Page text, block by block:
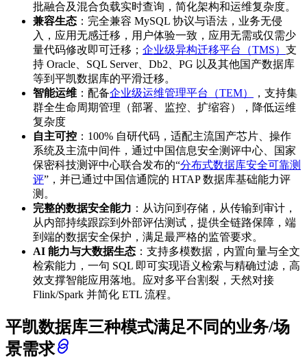
批融合及混合负载实时查询，简化架构和运维复杂度。
兼容生态 ：完全兼容 MySQL 协议与语法，业务无侵
入，应用无感迁移，用户体验一致，应用无需或仅需少
量代码修改即可迁移； 企业级异构迁移平台（TMS） 支
持 Oracle、SQL Server、Db2、PG 以及其他国产数据库
等到平凯数据库的平滑迁移。
智能运维 ：配备企业级运维管理平台（TEM）
，支持集
群全生命周期管理（部署、监控、扩缩容），降低运维
复杂度
自主可控 ：100% 自研代码，适配主流国产芯片、操作
系统及主流中间件，通过中国信息安全测评中心、国家
保密科技测评中心联合发布的“分布式数据库安全可靠测
评”，并已通过中国信通院的 HTAP 数据库基础能力评
测。
完整的数据安全能力 ：从访问到存储，从传输到审计，
从内部持续跟踪到外部评估测试，提供全链路保障，端
到端的数据安全保护，满足最严格的监管要求。
AI 能力与大数据生态 ：支持多模数据，内置向量与全文
检索能力，一句 SQL 即可实现语义检索与精确过滤，高
效支撑智能应用落地。应对多平台割裂，天然对接
Flink/Spark 并简化 ETL 流程。
平凯数据库三种模式满足不同的业务/场
景需求